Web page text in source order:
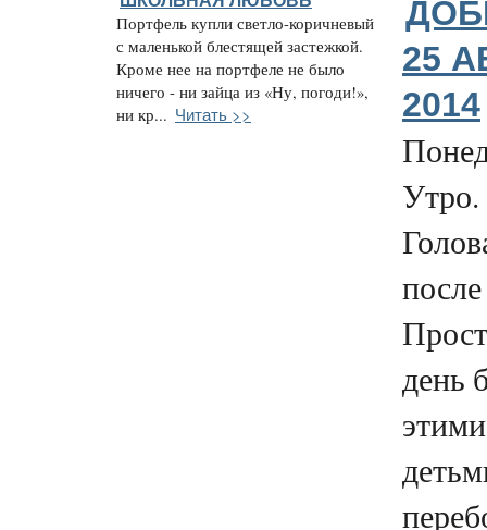
Портфель купли светло-коричневый
с маленькой блестящей застежкой.
Кроме нее на портфеле не было
ничего - ни зайца из «Ну, погоди!»,
ни кр... Читать >>
25
2014
день